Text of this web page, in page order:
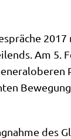
Am 5.
des